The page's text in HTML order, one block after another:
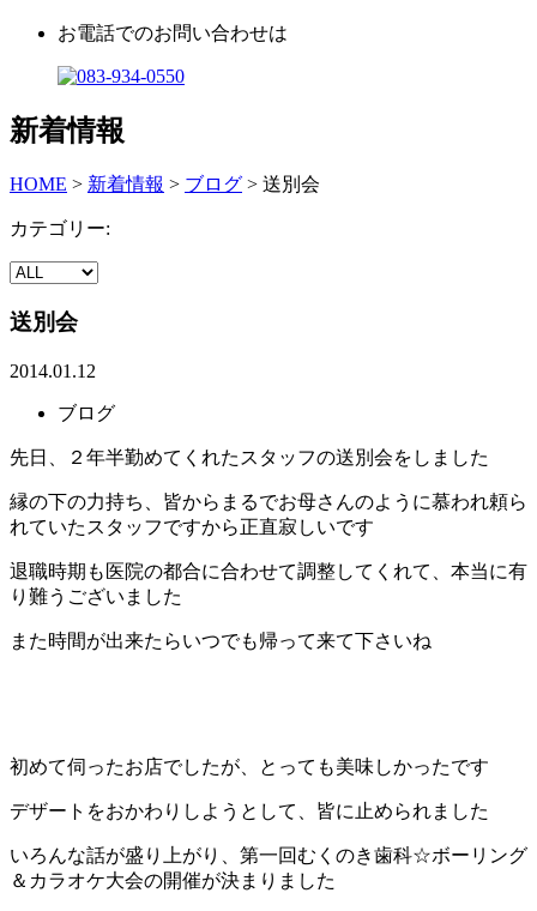
お電話でのお問い合わせは
新着情報
HOME > 新着情報 > ブログ > 送別会
カテゴリー:
送別会
2014.01.12
ブログ
先日、２年半勤めてくれたスタッフの送別会をしました
縁の下の力持ち、皆からまるでお母さんのように慕われ頼ら
れていたスタッフですから正直寂しいです
退職時期も医院の都合に合わせて調整してくれて、本当に有
り難うございました
また時間が出来たらいつでも帰って来て下さいね
初めて伺ったお店でしたが、とっても美味しかったです
デザートをおかわりしようとして、皆に止められました
いろんな話が盛り上がり、第一回むくのき歯科☆ボーリング
＆カラオケ大会の開催が決まりました